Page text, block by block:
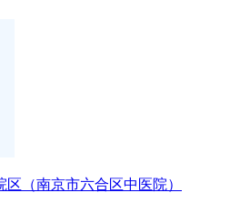
（南京市六合区中医院）